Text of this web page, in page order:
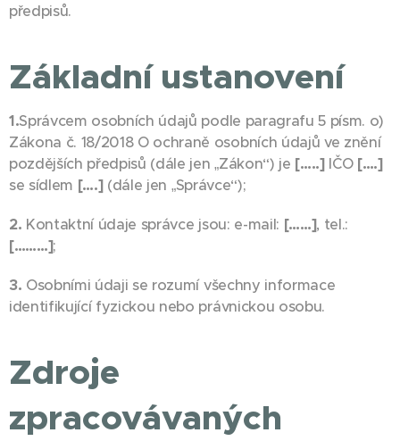
předpisů.
Základní ustanovení
1.Správcem osobních údajů podle paragrafu 5 písm. o)
Zákona č. 18/2018 O ochraně osobních údajů ve znění
pozdějších předpisů (dále jen „Zákon“) je […..]IČO [….]
se sídlem [….](dále jen „Správce“);
2. Kontaktní údaje správce jsou: e-mail: [……], tel.:
[………];
3. Osobními údaji se rozumí všechny informace
identifikující fyzickou nebo právnickou osobu.
Zdroje
zpracovávaných